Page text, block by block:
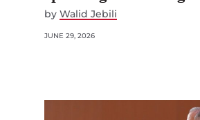
by Walid Jebili
JUNE 29, 2026